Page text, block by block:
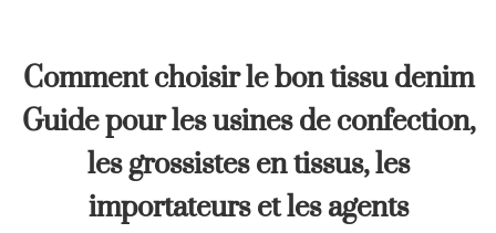
Comment choisir le bon tissu denim
Guide pour les usines de confection,
les grossistes en tissus, les
importateurs et les agents